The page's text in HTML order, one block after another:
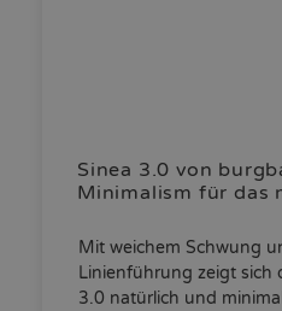
Sinea 3.0 von
Minimalism für das
Mit weichem Schwung
Linienführung zeigt sich
3.0 natürlich und